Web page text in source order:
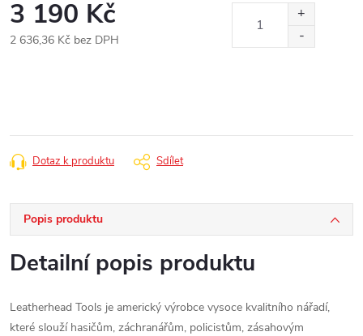
3 190 Kč
2 636,36 Kč bez DPH
Dotaz k produktu Sdílet
Popis produktu
Detailní popis produktu
Leatherhead Tools je americký výrobce vysoce kvalitního nářadí,
které slouží hasičům, záchranářům, policistům, zásahovým